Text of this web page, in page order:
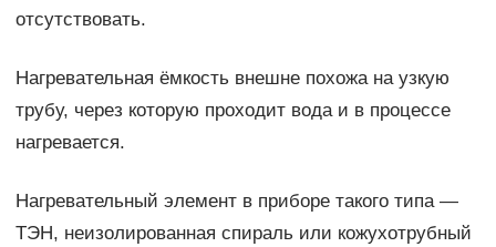
отсутствовать.
Нагревательная ёмкость внешне похожа на узкую
трубу, через которую проходит вода и в процессе
нагревается.
Нагревательный элемент в приборе такого типа —
ТЭН, неизолированная спираль или кожухотрубный